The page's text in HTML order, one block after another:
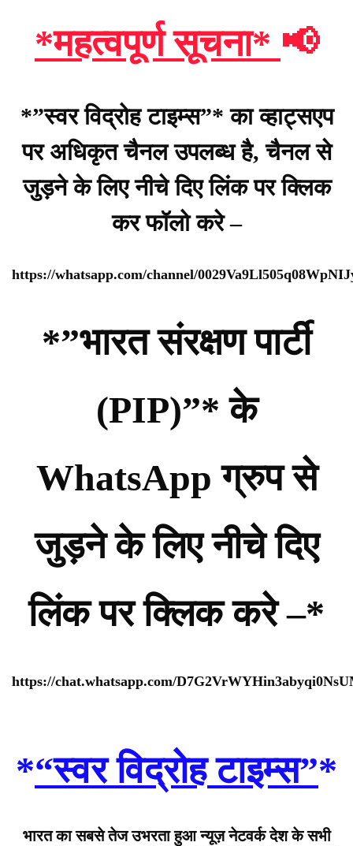
*महत्वपूर्ण सूचना* 📢
*”स्वर विद्रोह टाइम्स”* का व्हाट्सएप
पर अधिकृत चैनल उपलब्ध है, चैनल से
जुड़ने के लिए नीचे दिए लिंक पर क्लिक
कर फॉलो करे –
https://whatsapp.com/channel/
*”भारत संरक्षण पार्टी
(PIP)”* के
WhatsApp ग्रुप से
जुड़ने के लिए नीचे दिए
लिंक पर क्लिक करे –*
https://chat.whatsapp.com/
*“स्वर विद्रोह टाइम्स”*
भारत का सबसे तेज उभरता हुआ न्यूज़ नेटवर्क देश के सभी